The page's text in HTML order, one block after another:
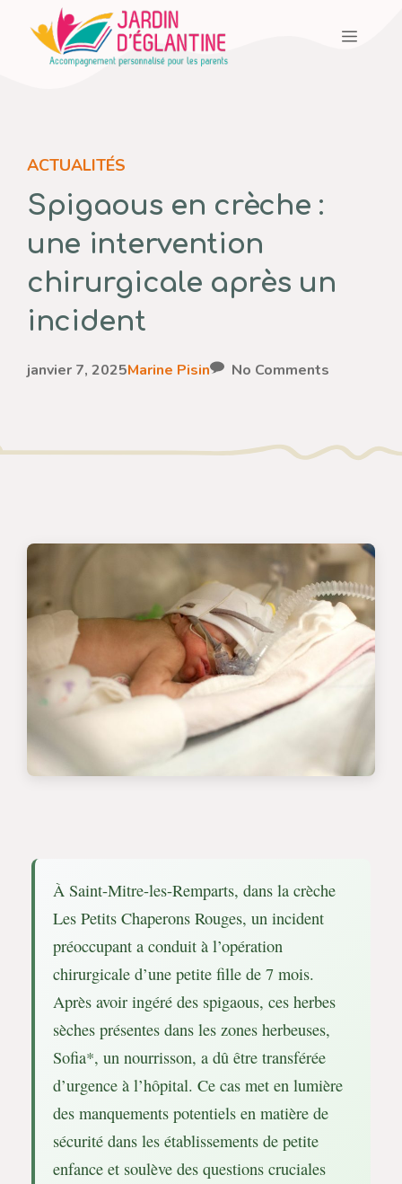
contenu
Menu
ACTUALITÉS
Spigaous en crèche :
une intervention
chirurgicale après un
incident
janvier 7, 2025Marine Pisin No Comments
À Saint-Mitre-les-Remparts, dans la crèche
Les Petits Chaperons Rouges, un incident
préoccupant a conduit à l’opération
chirurgicale d’une petite fille de 7 mois.
Après avoir ingéré des spigaous, ces herbes
sèches présentes dans les zones herbeuses,
Sofia*, un nourrisson, a dû être transférée
d’urgence à l’hôpital. Ce cas met en lumière
des manquements potentiels en matière de
sécurité dans les établissements de petite
enfance et soulève des questions cruciales